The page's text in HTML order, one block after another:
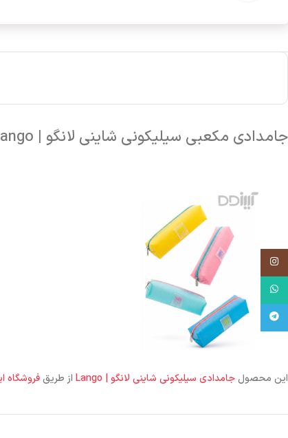
جامدادی مکعبی سیلیکونی شاینی لانگو | Lango
این محصولجامدادی سیلیکونی شاینی لانگو | Lango از طریقفروشگاه
اینستاگرام
تلگرام